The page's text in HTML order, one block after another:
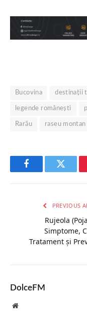
Bucovina destinații
legende românești
Rarău raseu montan
FacebookTwitter
PREVIOUS
Rujeola
Simptome,
Tratament și
DolceFM
Website